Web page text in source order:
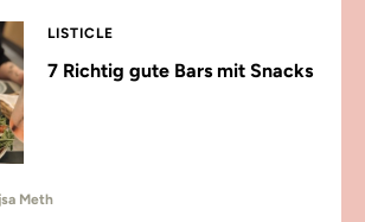
LISTICLE
7 Richtig gute Bars mit Snacks
Meth